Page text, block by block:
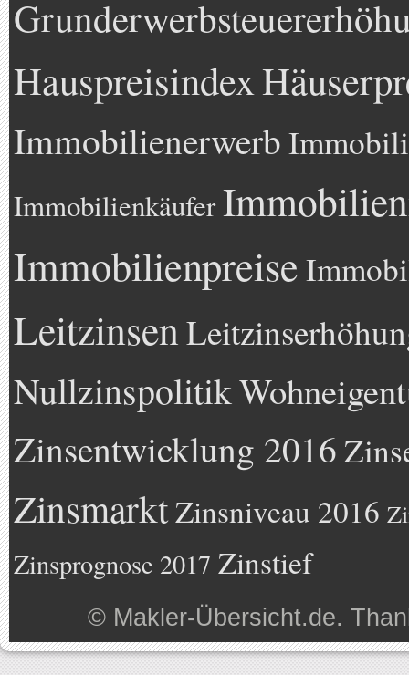
Hauspreisindex
Immobilienerwerb
Immobilienkäufer
Immobilienpreise
Leitzinsen
Nullzinspolitik
Zinsentwicklung 2016
ZinsmarktZinsniveau 2016
Zinsprognose 2017 Zinstief
© Makler-Übersicht.de.